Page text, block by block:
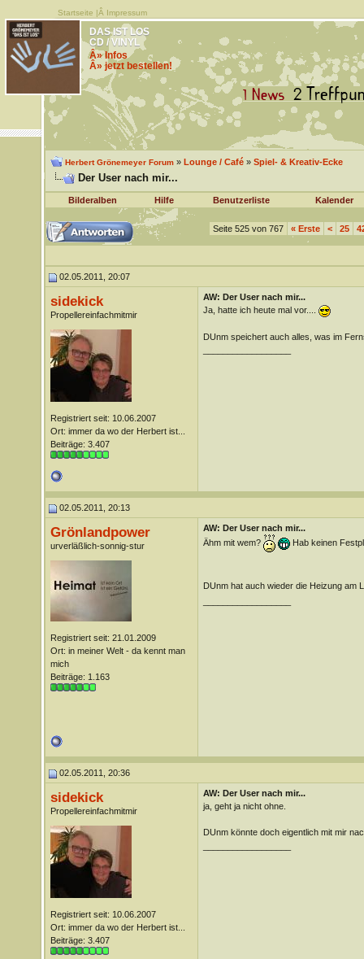
Startseite |Â Impressum
DAS IST LOS
CD / VINYL
Â» Infos
Â» jetzt bestellen!
Herbert Grönemeyer Forum» Lounge / Café» Spiel- & Kreativ-Ecke
Der User nach mir...
Bilderalben Hilfe Benutzerliste Kalender
Seite 525 von 767 «Erste < 25
02.05.2011, 20:07
sidekick
Propellereinfachmitmir
Registriert seit: 10.06.2007
Ort: immer da wo der Herbert ist...
Beiträge: 3.407
AW: Der User nach mir...
Ja, hatte ich heute mal vor....
DUnm speichert auch alles, was im
02.05.2011, 20:13
Grönlandpower
urverläßlich-sonnig-stur
Registriert seit: 21.01.2009
Ort: in meiner Welt - da kennt man
mich
Beiträge: 1.163
AW: Der User nach mir...
Ähm mit wem?
Hab keinen
DUnm hat auch wieder die Heizung am
02.05.2011, 20:36
sidekick
Propellereinfachmitmir
Registriert seit: 10.06.2007
Ort: immer da wo der Herbert ist...
Beiträge: 3.407
AW: Der User nach mir...
ja, geht ja nicht ohne.
DUnm könnte doch eigentlich mit mir